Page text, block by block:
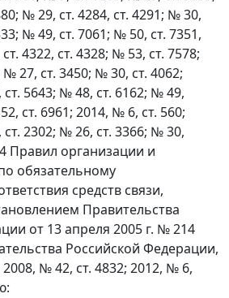
№ 29, ст. 4284, ст. 4291; № 30,
№ 49, ст. 7061; № 50, ст. 7351,
4322, ст. 4328; № 53, ст. 7578;
27, ст. 3450; № 30, ст. 4062;
5643; № 48, ст. 6162; № 49,
ст. 6961; 2014, № 6, ст. 560;
2302; № 26, ст. 3366; № 30,
Правил организации и
обязательному
средств связи,
Правительства
от 13 апреля 2005 г. № 214
Российской Федерации,
№ 42, ст. 4832; 2012, № 6,